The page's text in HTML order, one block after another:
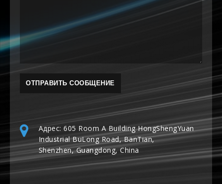
Адрес: 605 Room A Building HongShengYuan
Industrial BuLong Road, BanTian,
Shenzhen, Guangdong, China